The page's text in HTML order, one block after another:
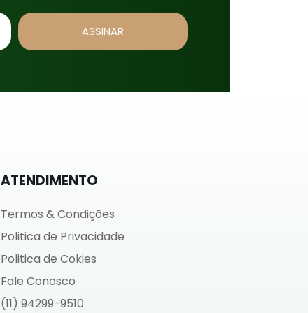
ASSINAR
ATENDIMENTO
Termos & Condições
Politica de Privacidade
Politica de Cokies
Fale Conosco
(11) 94299-9510